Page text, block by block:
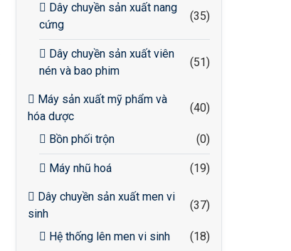
Dây chuyền sản xuất nang
cứng
(35)
Dây chuyền sản xuất viên
nén và bao phim
(51)
Máy sản xuất mỹ phẩm và
hóa dược
(40)
Bồn phối trộn (0)
Máy nhũ hoá (19)
Dây chuyền sản xuất men vi
sinh
(37)
Hệ thống lên men vi sinh (18)